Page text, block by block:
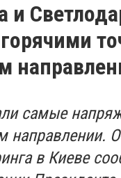
и
самые
направлении.
в Киеве